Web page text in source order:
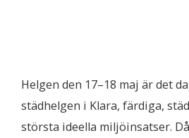
Helgen den 17–18 maj är det
städhelgen i Klara, färdiga,
största ideella miljöinsatser.